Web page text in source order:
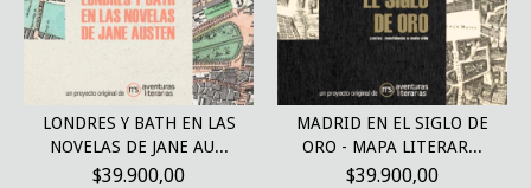
LONDRES Y BATH EN LAS
NOVELAS DE JANE AU...
$39.900,00
MADRID EN EL SIGLO DE
ORO - MAPA LITERAR...
$39.900,00